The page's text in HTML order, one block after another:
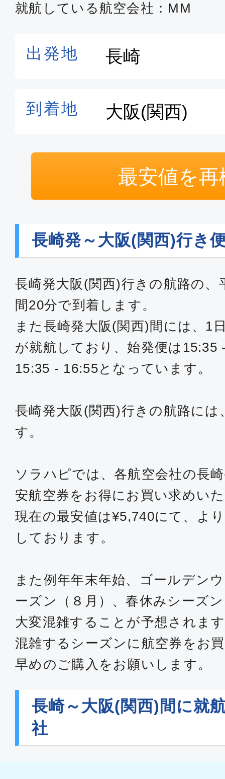
就航している航空会社：MM
最安値を再
長崎発～大阪(関西)行き
長崎発大阪(関西)行きの航路の、
間20分で到着します。
また長崎発大阪(関西)間には、1
が就航しており、始発便は15:35
15:35 - 16:55となっています。
長崎発大阪(関西)行きの航路に
す。
ソラハピでは、各航空会社の長
安航空券をお得にお買い求めい
現在の最安値は¥5,740にて、よ
しております。
また例年年末年始、ゴールデン
ーズン（８月）、春休みシーズ
大変混雑することが予想されま
混雑するシーズンに航空券をお
早めのご購入をお願いします。
長崎～大阪(関西)間に就
社